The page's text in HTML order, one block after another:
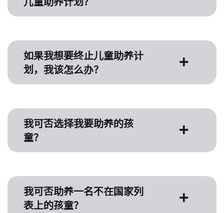
如果我想要终止儿童助养计
划，我该怎么办？
我可否选择我要助养的孩
童？
我可否助养一名不在国家列
表上的孩童？